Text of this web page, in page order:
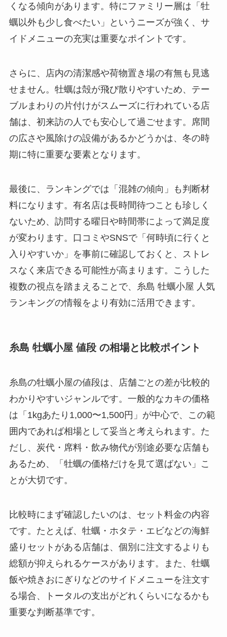
くなる傾向があります。特にファミリー層は「牡
蠣以外も少し食べたい」というニーズが強く、サ
イドメニューの充実は重要なポイントです。
さらに、店内の清潔感や荷物置き場の有無も見逃
せません。牡蠣は殻が飛び散りやすいため、テー
ブルまわりの片付けがスムーズに行われている店
舗は、初来訪の人でも安心して過ごせます。席間
の広さや風除けの設備があるかどうかは、冬の時
期に特に重要な要素となります。
最後に、ランキングでは「混雑の傾向」も判断材
料になります。有名店は長時間待つことも珍しく
ないため、訪問する曜日や時間帯によって満足度
が変わります。口コミやSNSで「何時頃に行くと
入りやすいか」を事前に確認しておくと、ストレ
スなく来店できる可能性が高まります。こうした
複数の視点を踏まえることで、糸島 牡蠣小屋 人気
ランキングの情報をより有効に活用できます。
糸島 牡蠣小屋 値段 の相場と比較ポイント
糸島の牡蠣小屋の値段は、店舗ごとの差が比較的
わかりやすいジャンルです。一般的なカキの価格
は「1kgあたり1,000〜1,500円」が中心で、この範
囲内であれば相場として妥当と考えられます。た
だし、炭代・席料・飲み物代が別途必要な店舗も
あるため、「牡蠣の価格だけを見て選ばない」こ
とが大切です。
比較時にまず確認したいのは、セット料金の内容
です。たとえば、牡蠣・ホタテ・エビなどの海鮮
盛りセットがある店舗は、個別に注文するよりも
総額が抑えられるケースがあります。また、牡蠣
飯や焼きおにぎりなどのサイドメニューを注文す
る場合、トータルの支出がどれくらいになるかも
重要な判断基準です。